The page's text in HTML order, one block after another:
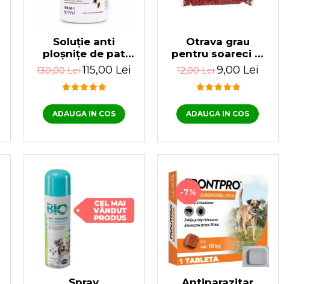
Soluție anti
ploșnițe de pat
fără miros, K-
OTHRINE SC 25
Flow 100 ml
130,00 Lei115,00 Lei
ADAUGA IN COS
Otrava grau
pentru soareci si
sobolani Prodiorat
200 gr
12,00 Lei9,00 Lei
ADAUGA IN COS
-7%